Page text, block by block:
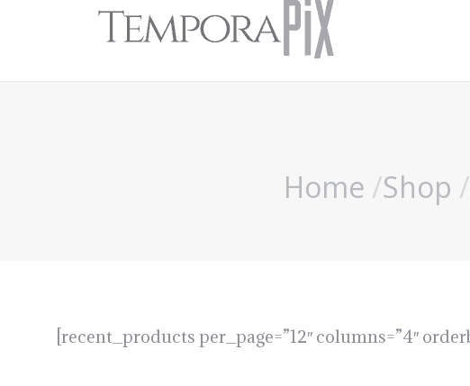
You are here:
Home Shop
[recent_products per_page=”12″ columns=”4″